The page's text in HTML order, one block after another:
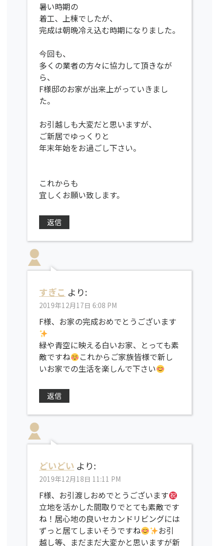
暑い時期の
着工、上棟でしたが、
完成は朝晩冷え込む時期になりました。
今回も、
多くの業者の方々に協力して頂きなが
ら、
F様邸のお家が出来上がっていきまし
た。
お引越しも大変だと思いますが、
ご新居でゆっくりと
年末年始をお過ごし下さい。
これからも
宜しくお願い致します。
返信
すぎこ より:
2019年12月17日 6:08 PM
F様、お家の完成おめでとうございます
緑や青空に映える白いお家、とっても素
敵ですね
これからご家族皆様で新し
いお家での生活を楽しんで下さい
返信
どいどい より:
2019年12月18日 11:11 PM
F様、お引渡しおめでとうございます
立地を活かした間取りでとても素敵です
ね！居心地の良いセカンドリビングには
ずっと居てしまいそうですね
お引
越し等、まだまだ大変かと思いますが新